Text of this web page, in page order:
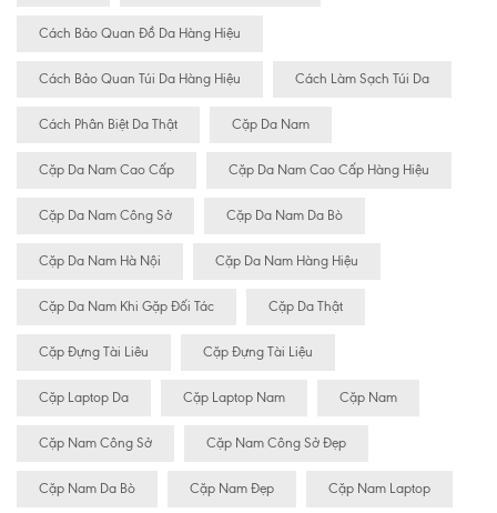
Cách Bảo Quan Đồ Da Hàng Hiệu
Cách Bảo Quan Túi Da Hàng Hiệu Cách Làm Sạch Túi Da
Cách Phân Biệt Da Thật Cặp Da Nam
Cặp Da Nam Cao Cấp Cặp Da Nam Cao Cấp Hàng Hiệu
Cặp Da Nam Công Sở Cặp Da Nam Da Bò
Cặp Da Nam Hà Nội Cặp Da Nam Hàng Hiệu
Cặp Da Nam Khi Gặp Đối Tác Cặp Da Thật
Cặp Đựng Tài Liêu Cặp Đựng Tài Liệu
Cặp Laptop Da Cặp Laptop Nam Cặp Nam
Cặp Nam Công Sở Cặp Nam Công Sở Đẹp
Cặp Nam Da Bò Cặp Nam Đẹp Cặp Nam Laptop